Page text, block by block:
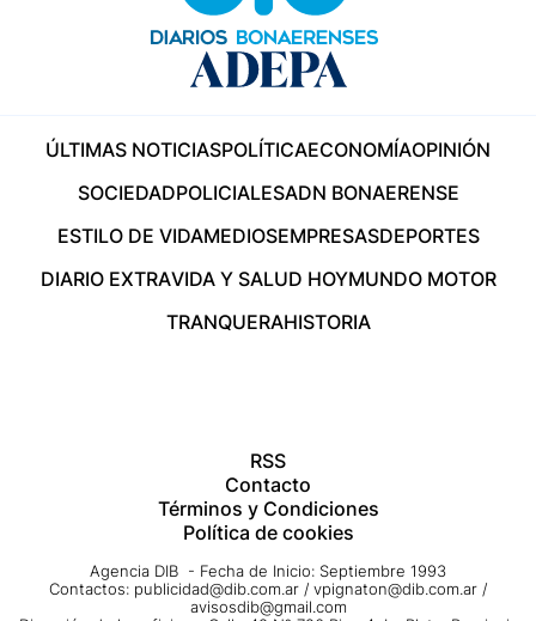
ÚLTIMAS NOTICIASPOLÍTICAECONOMÍAOPINIÓN
SOCIEDADPOLICIALESADN BONAERENSE
ESTILO DE VIDAMEDIOSEMPRESASDEPORTES
DIARIO EXTRAVIDA Y SALUD HOYMUNDO MOTOR
TRANQUERAHISTORIA
RSS
Contacto
Términos y Condiciones
Política de cookies
Agencia DIB - Fecha de Inicio: Septiembre 1993
Contactos: publicidad@dib.com.ar / vpignaton@dib.com.ar /
avisosdib@gmail.com